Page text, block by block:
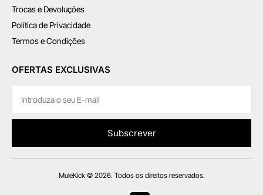
Trocas e Devoluções
Política de Privacidade
Termos e Condições
OFERTAS EXCLUSIVAS
Subscrever
MuleKick © 2026. Todos os direitos reservados.